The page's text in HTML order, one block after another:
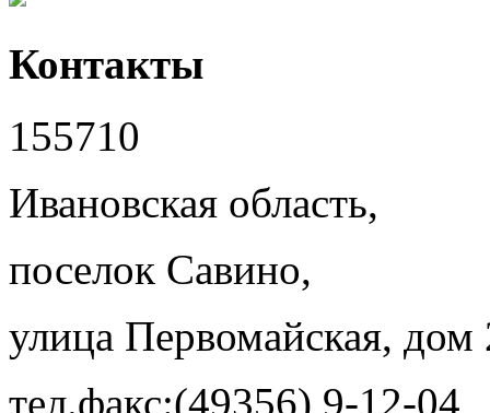
Контакты
155710
Ивановская область,
поселок Савино,
улица Первомайская, дом
тел.факс:(49356) 9-12-04